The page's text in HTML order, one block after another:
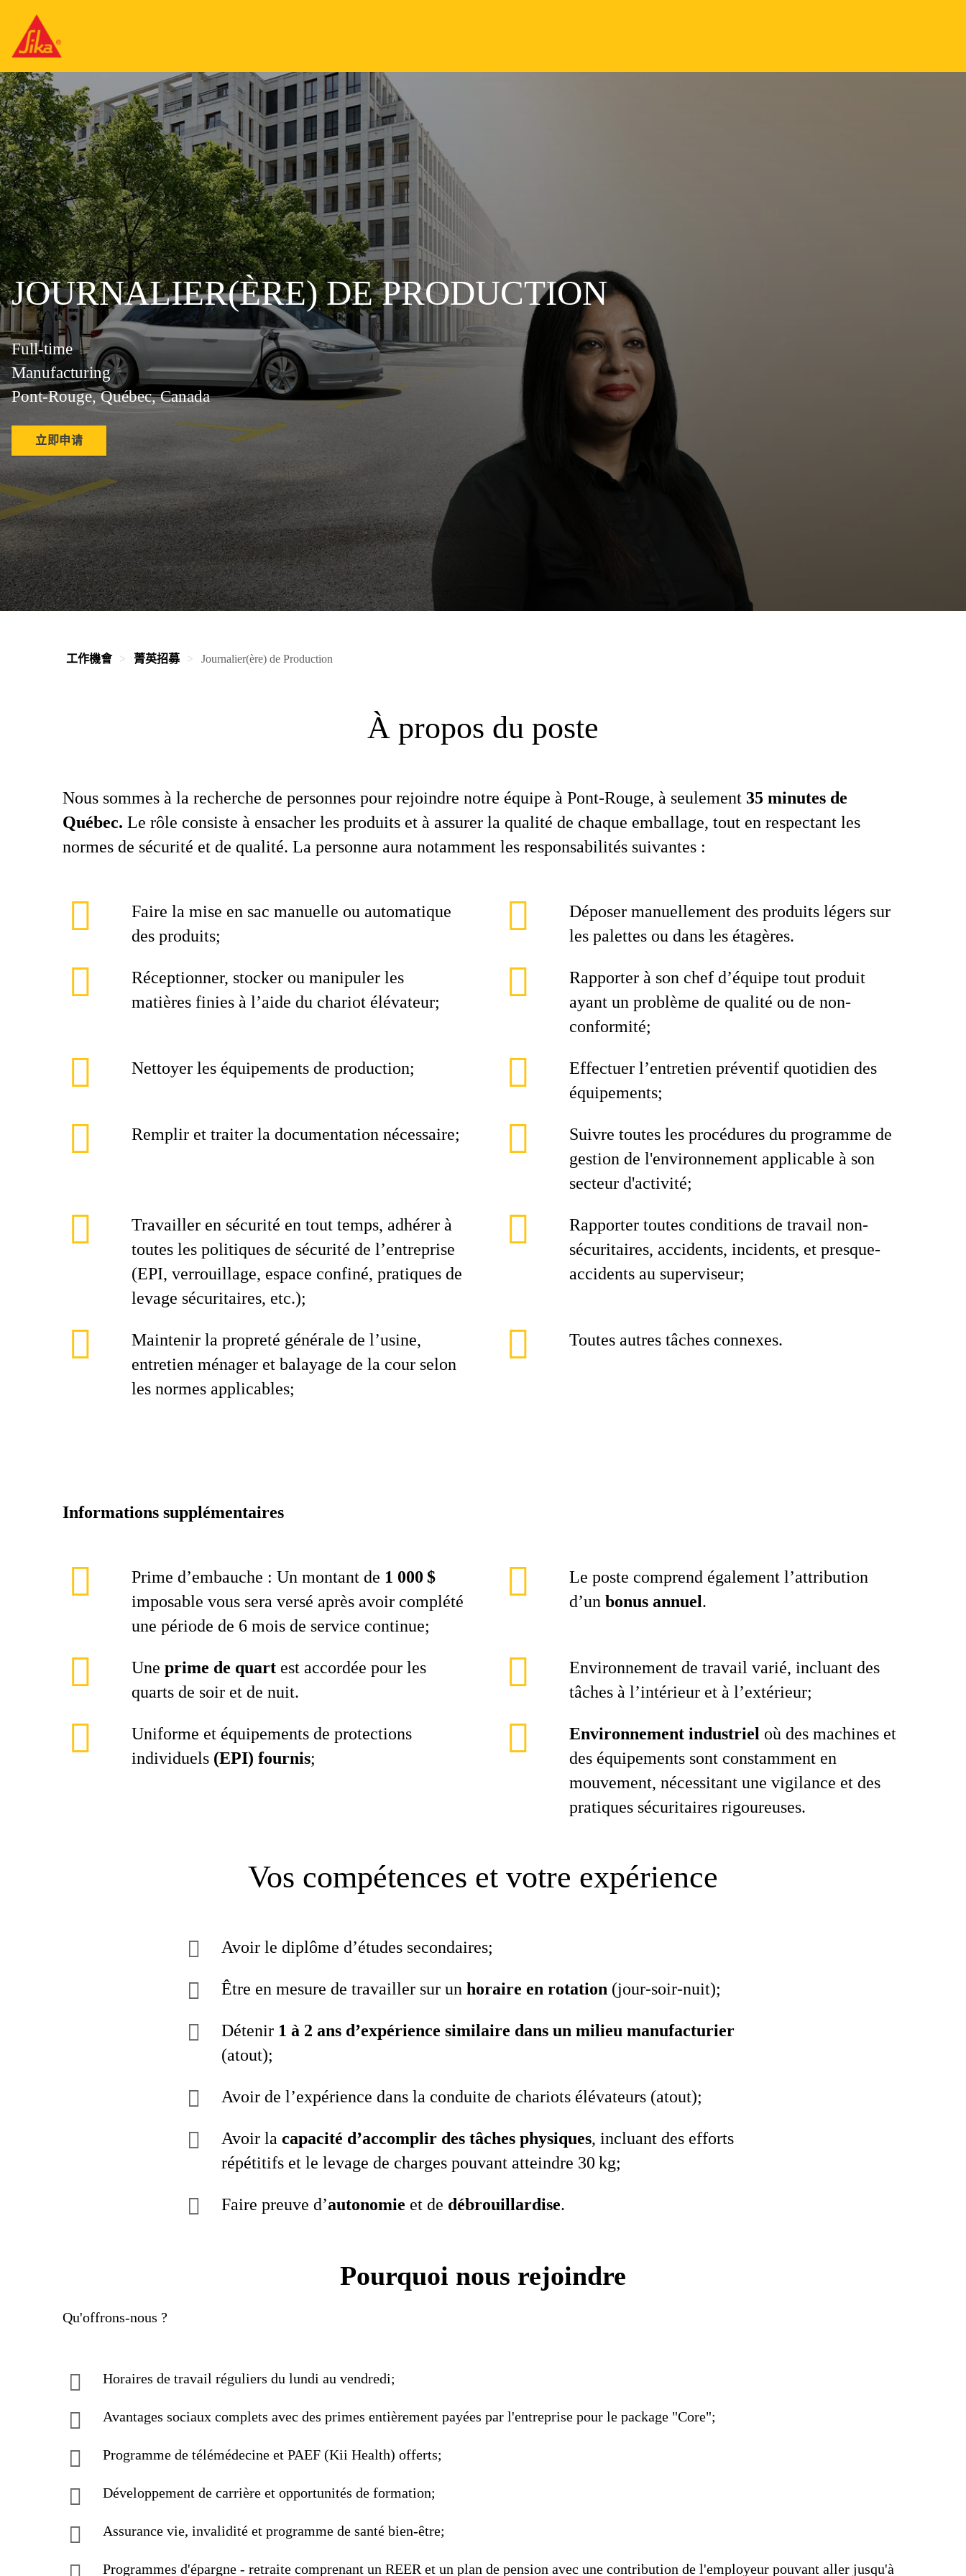
JOURNALIER(ÈRE) DE PRODUCTION
Full-time
Manufacturing
Pont-Rouge, Québec, Canada
立即申请
工作機會 菁英招募 Journalier(ère) de Production
À propos du poste
Nous sommes à la recherche de personnes pour rejoindre notre équipe à Pont‑Rouge, à seulement 35 minutes de
Québec. Le rôle consiste à ensacher les produits et à assurer la qualité de chaque emballage, tout en respectant les
normes de sécurité et de qualité. La personne aura notamment les responsabilités suivantes :
Faire la mise en sac manuelle ou automatique
des produits;
Déposer manuellement des produits légers sur
les palettes ou dans les étagères.
Réceptionner, stocker ou manipuler les
matières finies à l’aide du chariot élévateur;
Rapporter à son chef d’équipe tout produit
ayant un problème de qualité ou de non-
conformité;
Nettoyer les équipements de production;
Effectuer l’entretien préventif quotidien des
équipements;
Remplir et traiter la documentation nécessaire;
Suivre toutes les procédures du programme de
gestion de l'environnement applicable à son
secteur d'activité;
Travailler en sécurité en tout temps, adhérer à
toutes les politiques de sécurité de l’entreprise
(EPI, verrouillage, espace confiné, pratiques de
levage sécuritaires, etc.);
Rapporter toutes conditions de travail non-
sécuritaires, accidents, incidents, et presque-
accidents au superviseur;
Maintenir la propreté générale de l’usine,
entretien ménager et balayage de la cour selon
les normes applicables;
Toutes autres tâches connexes.
Informations supplémentaires
Prime d’embauche : Un montant de 1 000 $
imposable vous sera versé après avoir complété
une période de 6 mois de service continue;
Le poste comprend également l’attribution
d’un bonus annuel.
Une prime de quart est accordée pour les
quarts de soir et de nuit.
Environnement de travail varié, incluant des
tâches à l’intérieur et à l’extérieur;
Uniforme et équipements de protections
individuels (EPI) fournis;
Environnement industriel où des machines et
des équipements sont constamment en
mouvement, nécessitant une vigilance et des
pratiques sécuritaires rigoureuses.
Vos compétences et votre expérience
Avoir le diplôme d’études secondaires;
Être en mesure de travailler sur un horaire en rotation (jour-soir-nuit);
Détenir 1 à 2 ans d’expérience similaire dans un milieu manufacturier
(atout);
Avoir de l’expérience dans la conduite de chariots élévateurs (atout);
Avoir la capacité d’accomplir des tâches physiques, incluant des efforts
répétitifs et le levage de charges pouvant atteindre 30 kg;
Faire preuve d’autonomie et de débrouillardise.
Pourquoi nous rejoindre
Qu'offrons-nous ?
Horaires de travail réguliers du lundi au vendredi;
Avantages sociaux complets avec des primes entièrement payées par l'entreprise pour le package "Core";
Programme de télémédecine et PAEF (Kii Health) offerts;
Développement de carrière et opportunités de formation;
Assurance vie, invalidité et programme de santé bien-être;
Programmes d'épargne - retraite comprenant un REER et un plan de pension avec une contribution de l'employeur pouvant aller jusqu'à